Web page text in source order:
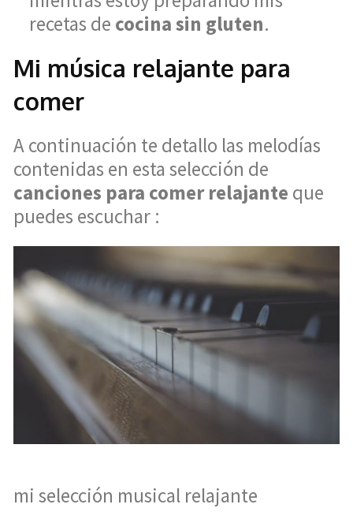
recetas de cocina sin gluten.
Mi música relajante para
comer
A continuación te detallo las melodías
contenidas en esta selección de
canciones para comer relajante que
puedes escuchar :
mi selección musical relajante